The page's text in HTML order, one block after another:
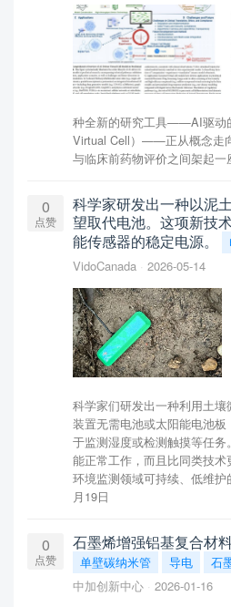
种全新的研究工具——AI驱动
Virtual Cell）——正从概念走
与临床前药物评价之间架起一
0
点赞
科学家研发出一种以泥
望取代电池。这项新技
能传感器的稳定电源。
VidoCanada
2026-05-14
科学家们研发出一种利用土
装置无需电池或太阳能电池
于监测湿度或检测触摸等任
能正常工作，而且比同类技
环境监测领域可持续、低维
月19日
0
点赞
石墨烯增强铝基复合材
单壁碳纳米管 导电
石
中加创新中心
2026-01-16